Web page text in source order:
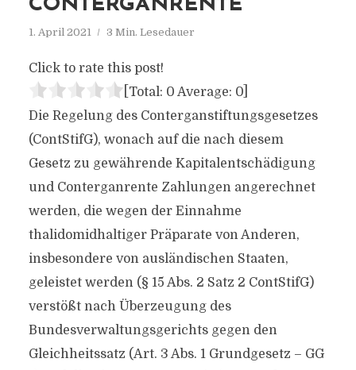
ONTERGANRENTE
1. April 2021 3 Min. Lesedauer
Click to rate this post!
[Total: 0 Average: 0]
Die Regelung des Conterganstiftungsgesetzes
(ContStifG), wonach auf die nach diesem
Gesetz zu gewährende Kapitalentschädigung
und Conterganrente Zahlungen angerechnet
werden, die wegen der Einnahme
thalidomidhaltiger Präparate von Anderen,
insbesondere von ausländischen Staaten,
geleistet werden (§ 15 Abs. 2 Satz 2 ContStifG)
verstößt nach Überzeugung des
Bundesverwaltungsgerichts gegen den
Gleichheitssatz (Art. 3 Abs. 1 Grundgesetz – GG